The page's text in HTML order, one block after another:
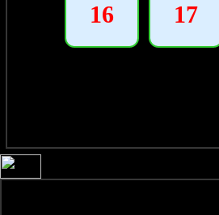
16 17